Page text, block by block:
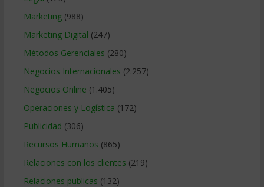
Marketing(988)
Marketing Digital (247)
Métodos Gerenciales (280)
Negocios Internacionales (2.257)
Negocios Online (1.405)
Operaciones y Logística (172)
Publicidad (306)
Recursos Humanos (865)
Relaciones con los clientes (219)
Relaciones publicas (132)